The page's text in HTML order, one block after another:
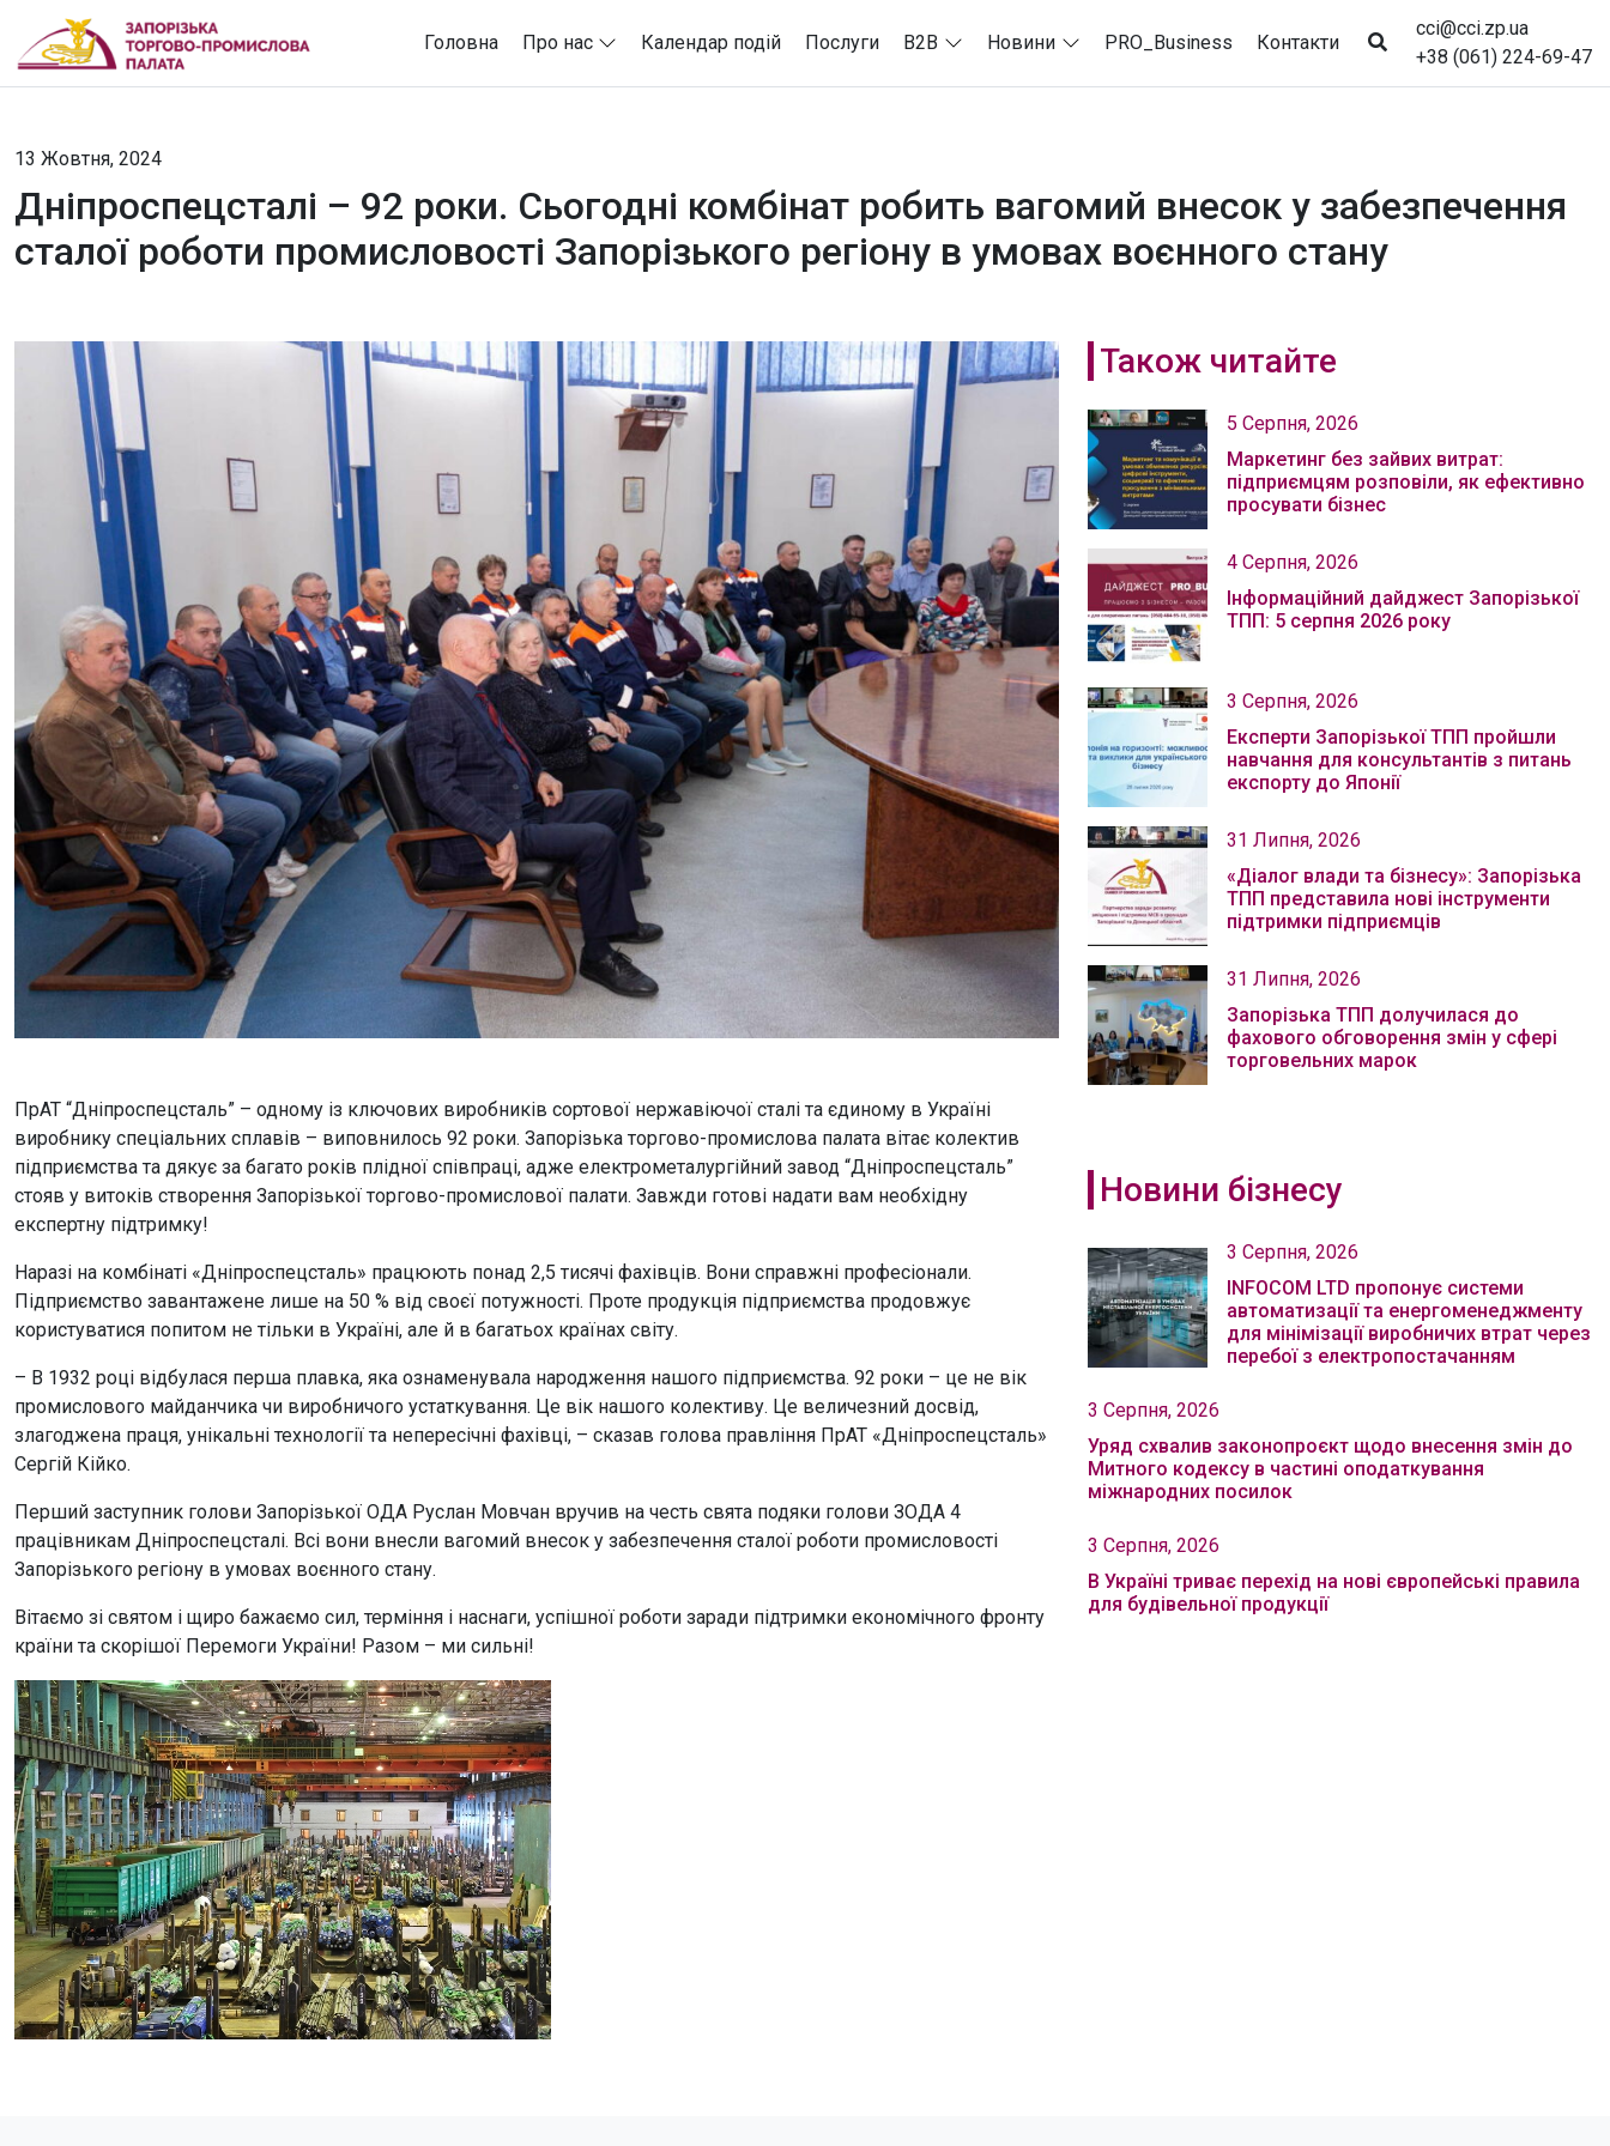
Головна Про нас Календар подій Послуги B2B Новини PRO_Business Контакти
cci@cci.zp.ua
+38 (061) 224-69-47
13 Жовтня, 2024
Дніпроспецсталі – 92 роки. Сьогодні комбінат робить вагомий внесок у забезпечення
сталої роботи промисловості Запорізького регіону в умовах воєнного стану
ПрАТ “Дніпроспецсталь” – одному із ключових виробників сортової нержавіючої сталі та єдиному в Україні
виробнику спеціальних сплавів – виповнилось 92 роки. Запорізька торгово-промислова палата вітає колектив
підприємства та дякує за багато років плідної співпраці, адже електрометалургійний завод “Дніпроспецсталь”
стояв у витоків створення Запорізької торгово-промислової палати. Завжди готові надати вам необхідну
експертну підтримку!
Наразі на комбінаті «Дніпроспецсталь» працюють понад 2,5 тисячі фахівців. Вони справжні професіонали.
Підприємство завантажене лише на 50 % від своєї потужності. Проте продукція підприємства продовжує
користуватися попитом не тільки в Україні, але й в багатьох країнах світу.
– В 1932 році відбулася перша плавка, яка ознаменувала народження нашого підприємства. 92 роки – це не вік
промислового майданчика чи виробничого устаткування. Це вік нашого колективу. Це величезний досвід,
злагоджена праця, унікальні технології та непересічні фахівці, – сказав голова правління ПрАТ «Дніпроспецсталь»
Сергій Кійко.
Перший заступник голови Запорізької ОДА Руслан Мовчан вручив на честь свята подяки голови ЗОДА 4
працівникам Дніпроспецсталі. Всі вони внесли вагомий внесок у забезпечення сталої роботи промисловості
Запорізького регіону в умовах воєнного стану.
Вітаємо зі святом і щиро бажаємо сил, терміння і наснаги, успішної роботи заради підтримки економічного фронту
країни та скорішої Перемоги України! Разом – ми сильні!
Також читайте
5 Серпня, 2026
Маркетинг без зайвих витрат:
підприємцям розповіли, як ефективно
просувати бізнес
4 Серпня, 2026
Інформаційний дайджест Запорізької
ТПП: 5 серпня 2026 року
3 Серпня, 2026
Експерти Запорізької ТПП пройшли
навчання для консультантів з питань
експорту до Японії
31 Липня, 2026
«Діалог влади та бізнесу»: Запорізька
ТПП представила нові інструменти
підтримки підприємців
31 Липня, 2026
Запорізька ТПП долучилася до
фахового обговорення змін у сфері
торговельних марок
Новини бізнесу
3 Серпня, 2026
INFOCOM LTD пропонує системи
автоматизації та енергоменеджменту
для мінімізації виробничих втрат через
перебої з електропостачанням
3 Серпня, 2026
Уряд схвалив законопроєкт щодо внесення змін до
Митного кодексу в частині оподаткування
міжнародних посилок
3 Серпня, 2026
В Україні триває перехід на нові європейські правила
для будівельної продукції